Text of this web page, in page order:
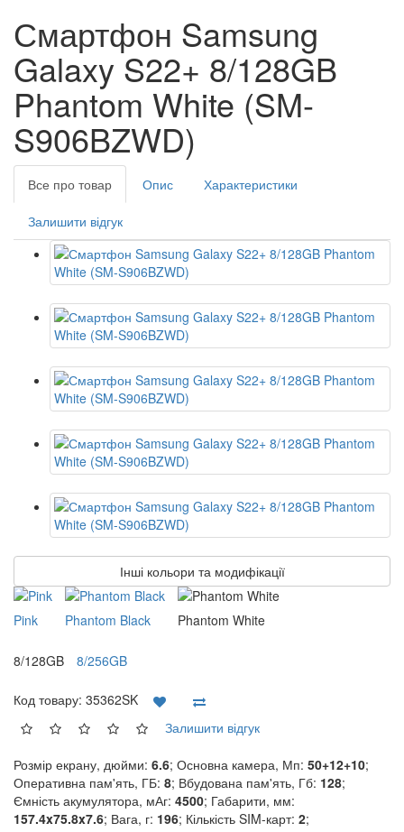
Смартфон Samsung
Galaxy S22+ 8/128GB
Phantom White (SM-
S906BZWD)
Все про товар Опис Характеристики
Залишити відгук
Інші кольори та модифікації
Pink Phantom Black Phantom White
8/128GB 8/256GB
Код товару: 35362SK
Залишити відгук
Розмір екрану, дюйми: 6.6; Основна камера, Мп: 50+12+10;
Оперативна пам'ять, ГБ: 8; Вбудована пам'ять, Гб: 128;
Ємність акумулятора, мАг: 4500; Габарити, мм:
157.4x75.8x7.6; Вага, г: 196; Кількість SIM-карт: 2;